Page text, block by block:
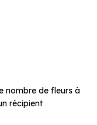
nombre de fleurs à
récipient